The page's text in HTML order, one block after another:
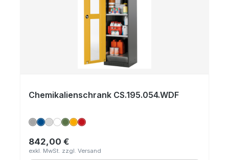
Chemikalienschrank CS.195.054.WDF
Regulärer Preis:
842,00 €